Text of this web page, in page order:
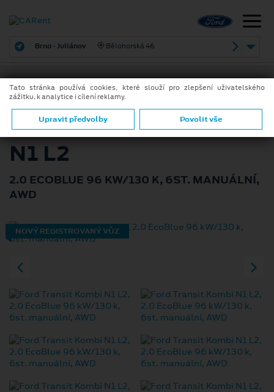
Brno - Juliánov Bělohorská 46
FORD TRANSIT KOMBI
N1 L2
2.0 ECOBLUE 96 KW/130 K, 6ST. MANUÁLNÍ,
AWD
NOVÝ REGISTROVANÝ VŮZ
Tato stránka používá cookies, které slouží pro zlepšení uživatelského
zážitku, k analytice i cílení reklamy.
Upravit předvolby Povolit vše